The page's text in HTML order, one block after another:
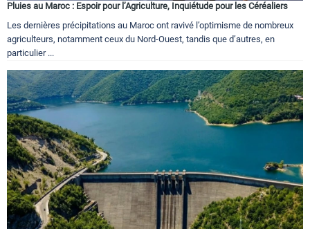
Pluies au Maroc : Espoir pour l’Agriculture, Inquiétude pour les Céréaliers
Les dernières précipitations au Maroc ont ravivé l’optimisme de nombreux
agriculteurs, notamment ceux du Nord-Ouest, tandis que d’autres, en
particulier ...